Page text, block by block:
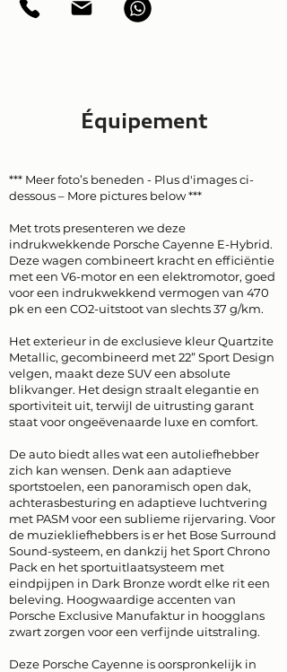
Équipement
*** Meer foto’s beneden - Plus d'images ci-
dessous – More pictures below ***
Met trots presenteren we deze
indrukwekkende Porsche Cayenne E-Hybrid.
Deze wagen combineert kracht en efficiëntie
met een V6-motor en een elektromotor, goed
voor een indrukwekkend vermogen van 470
pk en een CO2-uitstoot van slechts 37 g/km.
Het exterieur in de exclusieve kleur Quartzite
Metallic, gecombineerd met 22” Sport Design
velgen, maakt deze SUV een absolute
blikvanger. Het design straalt elegantie en
sportiviteit uit, terwijl de uitrusting garant
staat voor ongeëvenaarde luxe en comfort.
De auto biedt alles wat een autoliefhebber
zich kan wensen. Denk aan adaptieve
sportstoelen, een panoramisch open dak,
achterasbesturing en adaptieve luchtvering
met PASM voor een sublieme rijervaring. Voor
de muziekliefhebbers is er het Bose Surround
Sound-systeem, en dankzij het Sport Chrono
Pack en het sportuitlaatsysteem met
eindpijpen in Dark Bronze wordt elke rit een
beleving. Hoogwaardige accenten van
Porsche Exclusive Manufaktur in hoogglans
zwart zorgen voor een verfijnde uitstraling.
Deze Porsche Cayenne is oorspronkelijk in